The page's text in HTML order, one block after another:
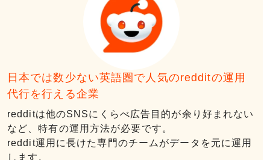
⽇本では数少ない英語圏で⼈気のredditの運⽤
代⾏を⾏える企業
redditは他のSNSにくらべ広告⽬的が余り好まれない
など、特有の運⽤⽅法が必要です。
reddit運⽤に⻑けた専⾨のチームがデータを元に運⽤
します。